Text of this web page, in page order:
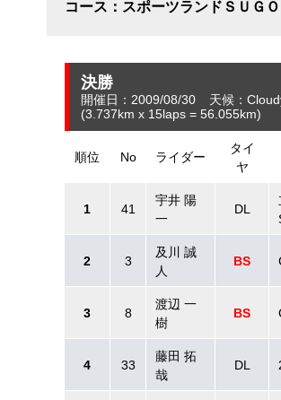
コース：スポーツランドＳＵＧＯ
決勝
開催日：2009/08/30 天候：
(3.737km x 15laps = 56.055km)
順位 No ライダー
タイ
ヤ
1 41
宇井 陽
一
DL
2 3
及川 誠
人
BS
3 8
渡辺 一
樹
BS
4 33
藤田 拓
哉
DL